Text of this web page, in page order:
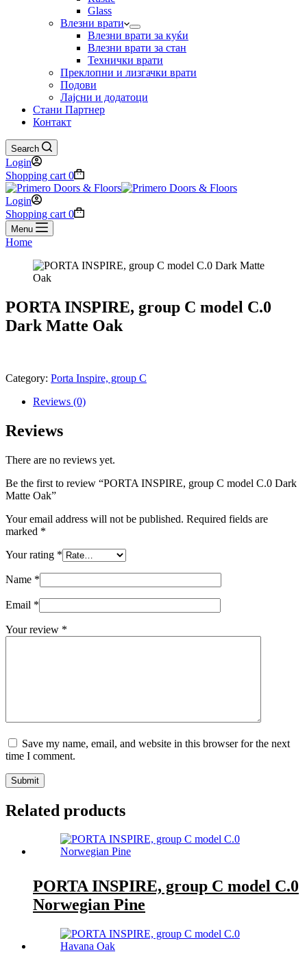
Glass
Влезни врати
Влезни врати за куќи
Влезни врати за стан
Технички врати
Преклопни и лизгачки врати
Подови
Лајсни и додатоци
Стани Партнер
Контакт
Search
Login
Shopping cart 0
Login
Shopping cart 0
Menu
Home
PORTA INSPIRE, group C model C.0
Dark Matte Oak
Category: Porta Inspire, group C
Reviews (0)
Reviews
There are no reviews yet.
Be the first to review “PORTA INSPIRE, group C model C.0 Dark
Matte Oak”
Your email address will not be published. Required fields are
marked *
Your rating *
Name *
Email *
Your review *
Save my name, email, and website in this browser for the next
time I comment.
Submit
Related products
PORTA INSPIRE, group C model C.0
Norwegian Pine